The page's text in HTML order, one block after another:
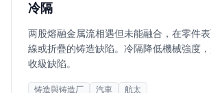
冷隔
两股熔融金属流相遇但未能融合，在零件
線或折疊的铸造缺陷。冷隔降低機械強度
收級缺陷。
铸造與铸造厂 汽車 航太